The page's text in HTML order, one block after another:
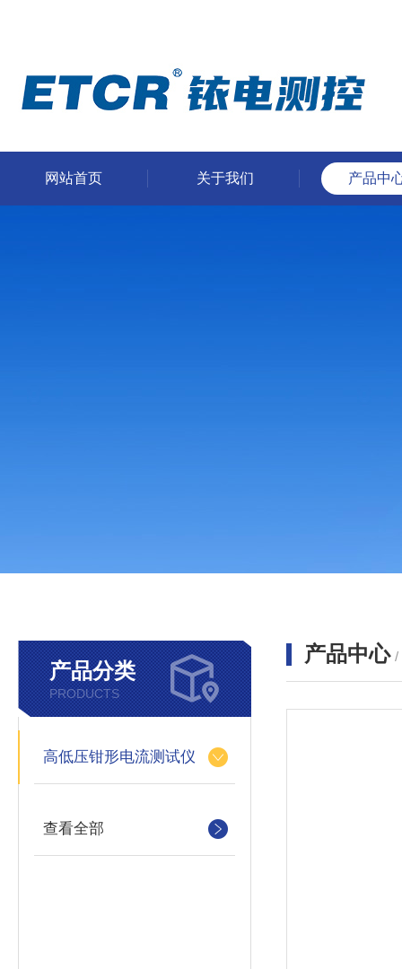
网站首页 关于我们 产品中
产品分类
PRODUCTS
高低压钳形电流测试仪
查看全部
产品中心 /